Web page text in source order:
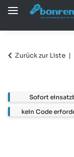
Zurück zur Liste